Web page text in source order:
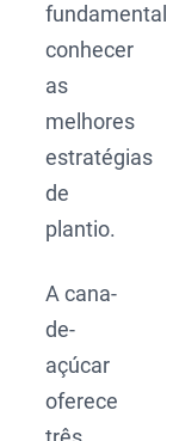
fundamental
conhecer
as
melhores
estratégias
de
plantio.
A cana-
de-
açúcar
oferece